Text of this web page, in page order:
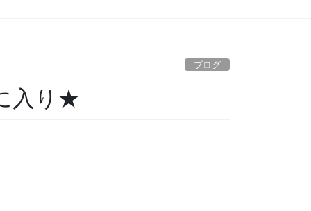
ブログ
入り★